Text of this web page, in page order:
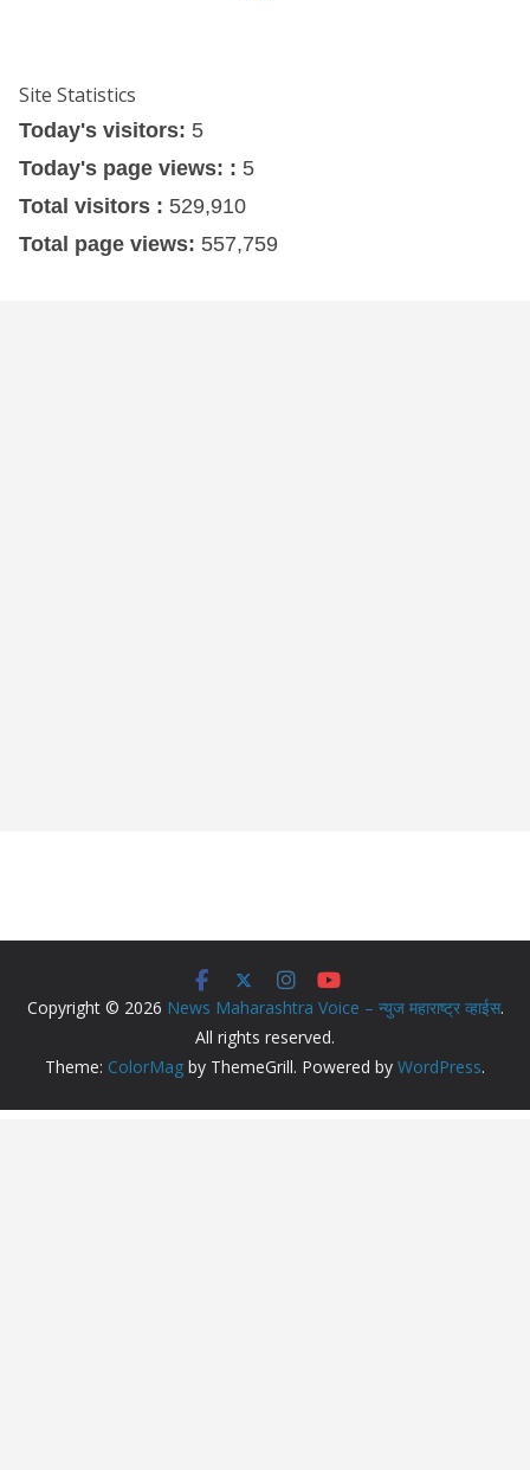
Site Statistics
Today's visitors: 5
Today's page views: : 5
Total visitors : 529,910
Total page views: 557,759
Copyright © 2026 News Maharashtra Voice – न्युज महाराष्ट्र व्हाईस.
All rights reserved.
Theme: ColorMag by ThemeGrill. Powered by WordPress.